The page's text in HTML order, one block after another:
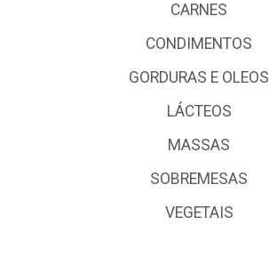
CARNES
CONDIMENTOS
GORDURAS E OLEOS
LÁCTEOS
MASSAS
SOBREMESAS
VEGETAIS